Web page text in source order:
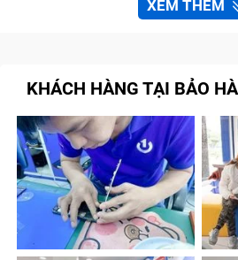
XEM THÊM
KHÁCH HÀNG TẠI BẢO